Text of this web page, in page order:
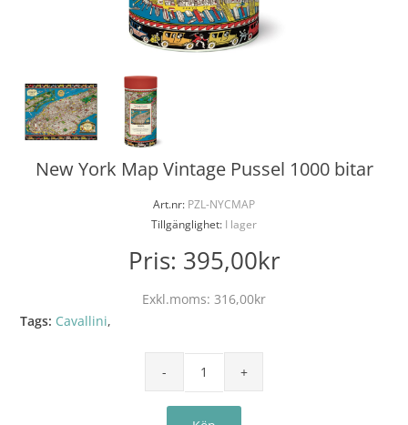
New York Map Vintage Pussel 1000 bitar
Art.nr: PZL-NYCMAP
Tillgänglighet: I lager
Pris: 395,00kr
Exkl.moms: 316,00kr
Tags: Cavallini,